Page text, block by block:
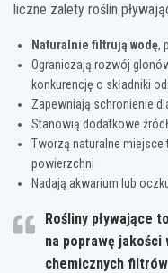
liczne zalety roślin
Naturalnie filtrują wodę,
Ograniczają rozwój
konkurencję o składniki
Zapewniają schronienie
Stanowią dodatkowe
Tworzą naturalne miejsce
powierzchni
Nadają akwarium lub
Rośliny pływające
na poprawę
chemicznych